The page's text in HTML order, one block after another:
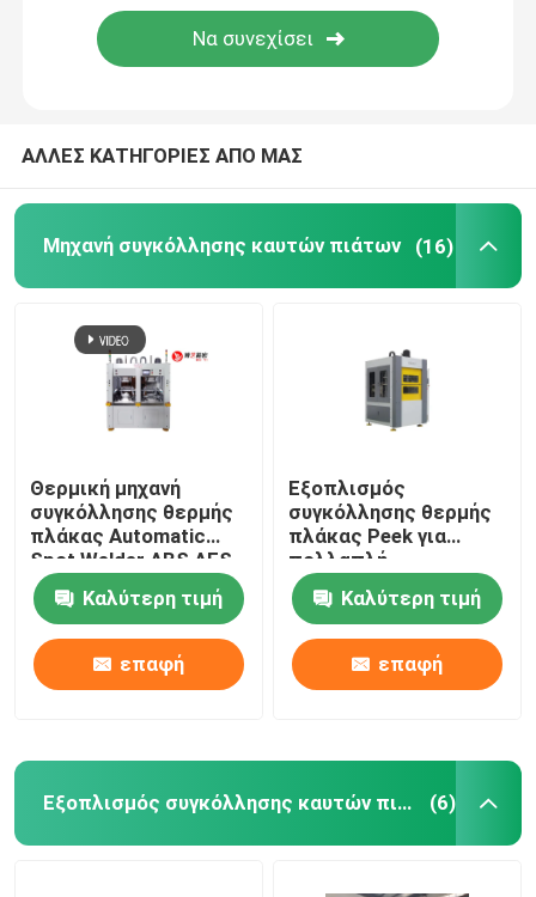
Εξοπλισμός συγκόλλησης ρομπότ
Jig και προσάρτημα
ΑΛΛΕΣ ΚΑΤΗΓΟΡΙΕΣ ΑΠΟ ΜΑΣ
Μηχανή συγκόλλησης καυτών πιάτων (16)
Θερμική μηχανή
συγκόλλησης θερμής
πλάκας Automatic
Spot Welder ABS AES
AMMA
Καλύτερη τιμή
επαφή
Εξοπλισμός
συγκόλλησης θερμής
πλάκας Peek για
πολλαπλή
αυτοκινήτου μικτού
υλικούΚαλύτερη τιμή
επαφή
Εξοπλισμός συγκόλλησης καυτών πιάτων (6)